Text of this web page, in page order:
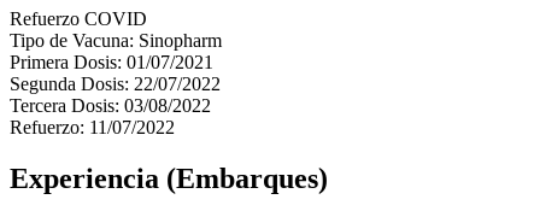
Refuerzo COVID
Tipo de Vacuna: Sinopharm
Primera Dosis: 01/07/2021
Segunda Dosis: 22/07/2022
Tercera Dosis: 03/08/2022
Refuerzo: 11/07/2022
Experiencia (Embarques)